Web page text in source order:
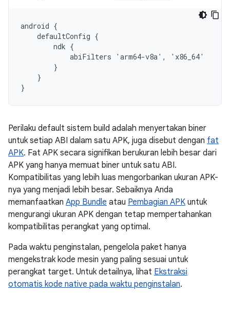
android {
    defaultConfig {
        ndk {
            abiFilters 'arm64-v8a', 'x86_64'
        }
    }
Perilaku default sistem build adalah menyertakan biner
untuk setiap ABI dalam satu APK, juga disebut dengan fat
APK. Fat APK secara signifikan berukuran lebih besar dari
APK yang hanya memuat biner untuk satu ABI.
Kompatibilitas yang lebih luas mengorbankan ukuran APK-
nya yang menjadi lebih besar. Sebaiknya Anda
memanfaatkan App Bundle atau Pembagian APK untuk
mengurangi ukuran APK dengan tetap mempertahankan
kompatibilitas perangkat yang optimal.
Pada waktu penginstalan, pengelola paket hanya
mengekstrak kode mesin yang paling sesuai untuk
perangkat target. Untuk detailnya, lihat Ekstraksi
otomatis kode native pada waktu penginstalan.